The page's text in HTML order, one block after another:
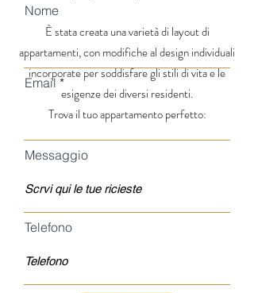
Nome
Email
Messaggio
Telefono
È stata creata una varietà di layout di
appartamenti, con modifiche al design individuali
incorporate per soddisfare gli stili di vita e le
esigenze dei diversi residenti.
Trova il tuo appartamento perfetto: